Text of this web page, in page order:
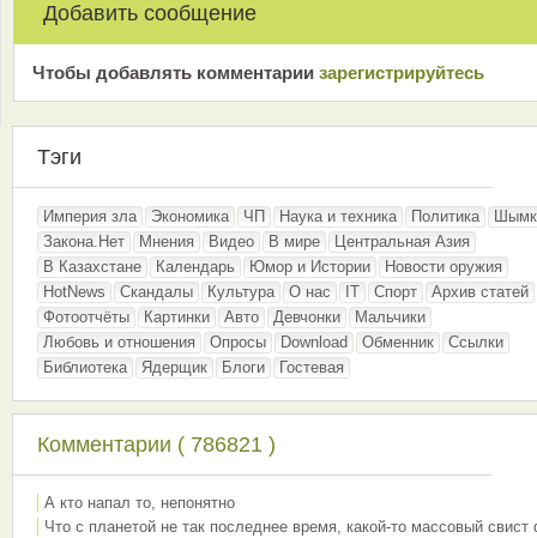
Добавить сообщение
Чтобы добавлять комментарии зарeгиcтрирyйтeсь
Тэги
Империя зла Экономика ЧП Наука и техника Политика
Закона.Нет
Мнения Видео В мире
Центральная Азия
В Казахстане
Календарь Юмор и Истории
Новости оружия
HotNews
Скандалы Культура О нас IT Спорт
Архив статей
Фотоотчёты
Картинки Авто Девчонки
Мальчики
Любовь и отношения
Опросы Download Обменник
Ссылки
Библиотека
Ядерщик Блоги Гостевая
Комментарии ( 786821 )
А кто напал то, непонятно
Что с планетой не так последнее время, какой-то массовый свист